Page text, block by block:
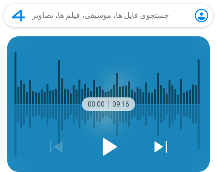
00:00 09:16